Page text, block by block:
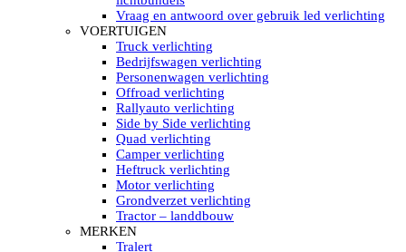
Subcategorieën Led zoeklichten
HELLA MARINE LED
Sea Hawk – Light Bars
Sea Hawk – Light Bars – Edge Light
Sea Hawk – Work Lights
RokLUME Led werklampen
HypaLUME Led werklampen
Subcategorieën Hella Marine Led
LED STRIPS
Led strip flexibel Click & Go
Led strip RGB op rol
Led strip IP68 waterdicht
Led strip kleur wit
Led strips Vantage
Led strip met ingebouwde accu
Subcategorieën Led strips
Vraag en antwoord over gebruik led verlichting
VOERTUIGEN
Truck verlichting
Bedrijfswagen verlichting
Personenwagen verlichting
Offroad verlichting
Rallyauto verlichting
Side by Side verlichting
Quad verlichting
Camper verlichting
Heftruck verlichting
Motor verlichting
Grondverzet verlichting
Tractor – landdbouw
MERKEN
Tralert